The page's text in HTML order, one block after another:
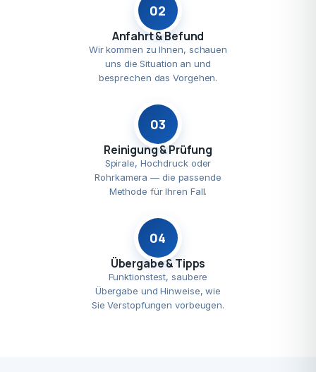
02
Anfahrt & Befund
Wir kommen zu Ihnen, schauen
uns die Situation an und
besprechen das Vorgehen.
03
Reinigung & Prüfung
Spirale, Hochdruck oder
Rohrkamera — die passende
Methode für Ihren Fall.
04
Übergabe & Tipps
Funktionstest, saubere
Übergabe und Hinweise, wie
Sie Verstopfungen vorbeugen.